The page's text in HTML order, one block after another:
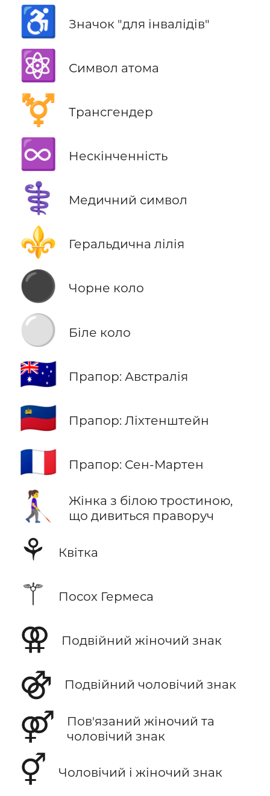
♿ Значок "для інвалідів"
⚛️ Символ атома
⚧️ Трансгендер
♾️ Нескінченність
⚕️ Медичний символ
⚜️ Геральдична лілія
⚫ Чорне коло
⚪ Біле коло
🇦🇺 Прапор: Австралія
🇱🇮 Прапор: Ліхтенштейн
🇲🇫 Прапор: Сен-Мартен
👩‍🦯‍➡️
Жінка з білою тростиною,
що дивиться праворуч
⚘ Квітка
⚚ Посох Гермеса
⚢ Подвійний жіночий знак
⚣ Подвійний чоловічий знак
⚤
Пов'язаний жіночий та
чоловічий знак
⚥ Чоловічий і жіночий знак